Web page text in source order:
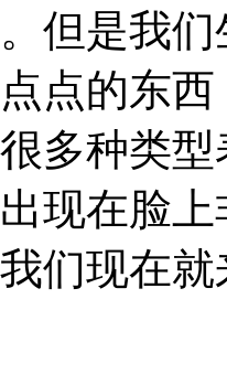
但是我
点点的东
很多种类
现在脸
们现在